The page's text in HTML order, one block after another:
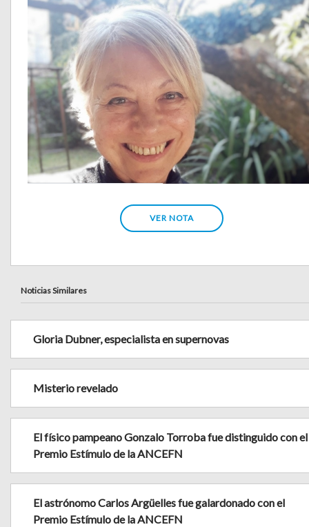
VER NOTA
Noticias Similares
Gloria Dubner, especialista en supernovas
Misterio revelado
El físico pampeano Gonzalo Torroba fue distinguido con el
Premio Estímulo de la ANCEFN
El astrónomo Carlos Argüelles fue galardonado con el
Premio Estímulo de la ANCEFN